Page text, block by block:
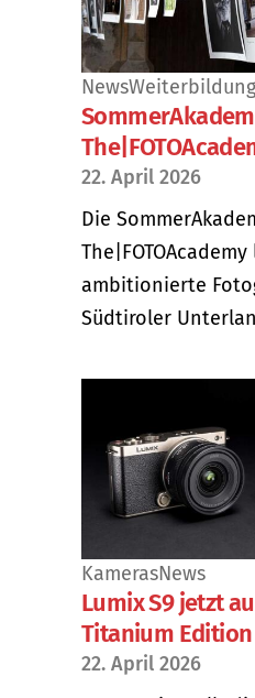
NewsWeiterbildung
22. April 2026
Die
ambitionierte
Südtiroler
KamerasNews
Lumix S9 jetzt
Titanium Edition
22. April 2026